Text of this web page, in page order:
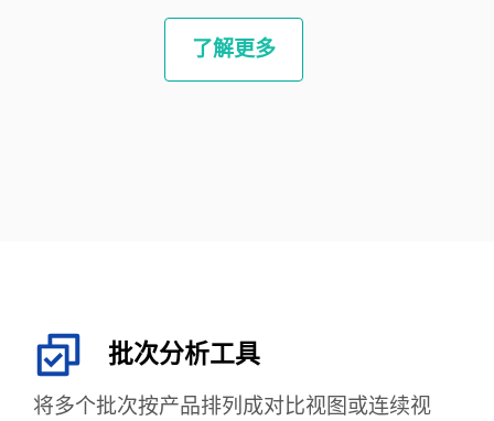
了解更多
批次分析工具
将多个批次按产品排列成对比视图或连续视